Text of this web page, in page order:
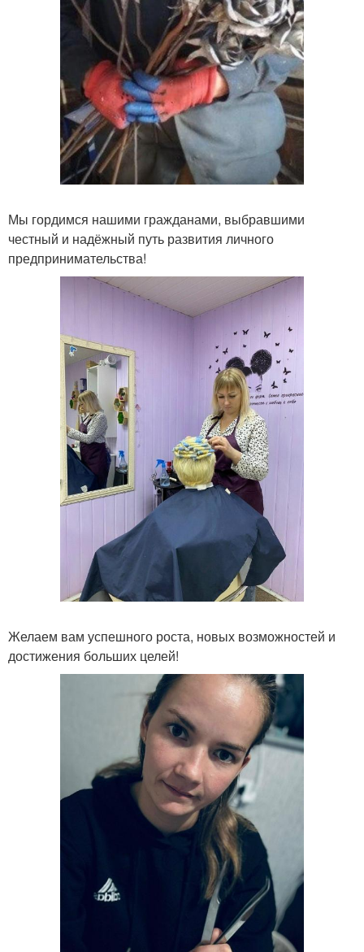
Мы гордимся нашими гражданами, выбравшими
честный и надёжный путь развития личного
предпринимательства!
Желаем вам успешного роста, новых возможностей и
достижения больших целей!